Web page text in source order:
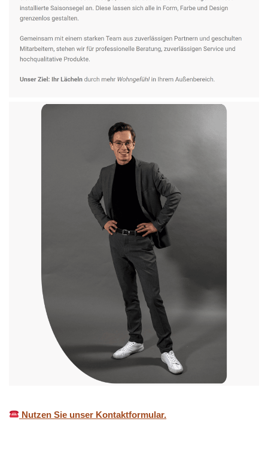
Nutzen Sie unser Kontaktformular.